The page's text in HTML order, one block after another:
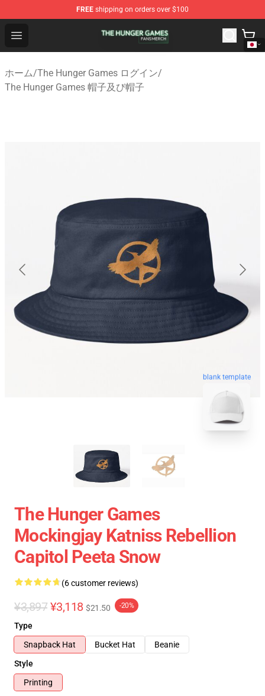
FREE shipping on orders over $100
Open menu
The Hunger Games Shop - Official The Hunger Games
ホーム/The Hunger Games ログイン/
The Hunger Games 帽子及び帽子
blank template
The Hunger Games
Mockingjay Katniss Rebellion
Capitol Peeta Snow
(6 customer reviews)
¥3,897 ¥3,118 $21.50 -20%
Type
Snapback Hat
Bucket Hat
Beanie
Style
Printing